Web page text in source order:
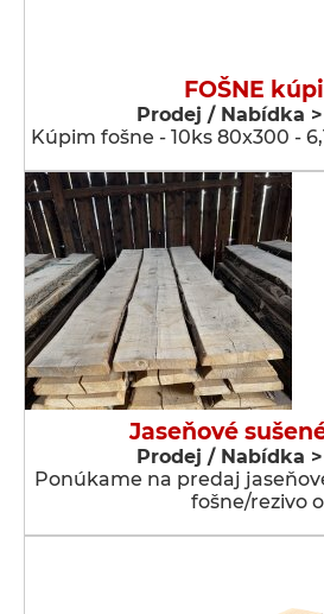
FOŠNE
Prodej / Nabídka
Kúpim fošne - 10ks 80x300 -
Jaseňové
Prodej / Nabídka
Ponúkame na predaj
fošne/rezivo